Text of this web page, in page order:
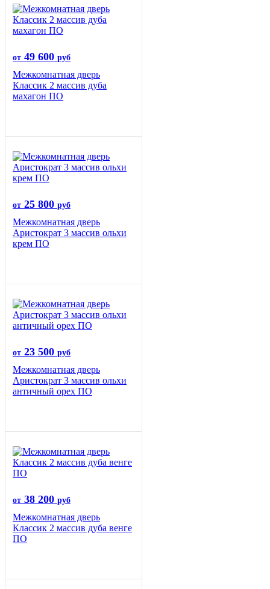
от 49 600 руб
Межкомнатная дверь
Классик 2 массив дуба
махагон ПО
от 25 800 руб
Межкомнатная дверь
Аристократ 3 массив ольхи
крем ПО
от 23 500 руб
Межкомнатная дверь
Аристократ 3 массив ольхи
античный орех ПО
от 38 200 руб
Межкомнатная дверь
Классик 2 массив дуба венге
ПО